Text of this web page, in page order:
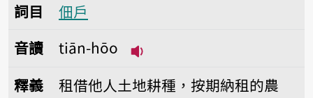
詞目
佃戶
音讀
tiān-hōo
釋義
租借他人土地耕種，按期納租的農